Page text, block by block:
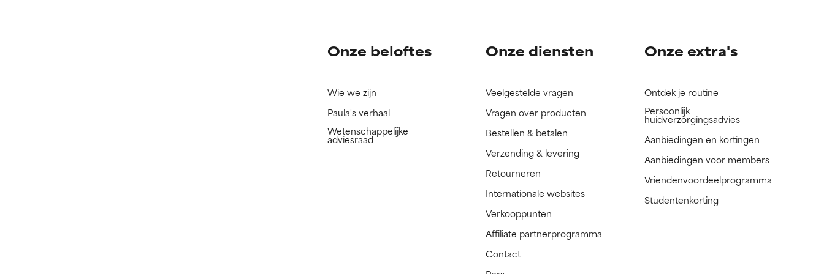
Onze beloftes
Wie we zijn
Paula's verhaal
Wetenschappelijke
adviesraad
Onze diensten
Veelgestelde vragen
Vragen over producten
Bestellen & betalen
Verzending & levering
Retourneren
Internationale websites
Verkooppunten
Affiliate partnerprogramma
Contact
Onze extra's
Ontdek je routine
Persoonlijk
huidverzorgingsadvies
Aanbiedingen en kortingen
Aanbiedingen voor members
Vriendenvoordeelprogramma
Studentenkorting